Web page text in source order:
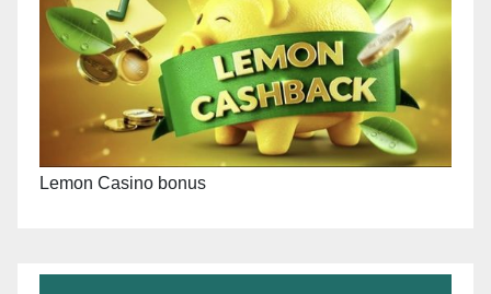
Lemon Casino bonus